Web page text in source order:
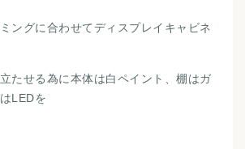
ングに合わせてディスプレイキャビネ
たせる為に本体は白ペイント、棚はガ
LEDを